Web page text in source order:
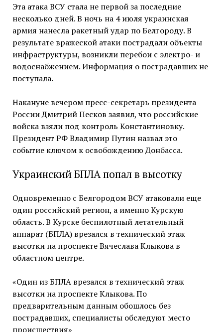
Эта атака ВСУ стала не первой за последние
несколько дней. В ночь на 4 июля украинская
армия нанесла ракетный удар по Белгороду. В
результате вражеской атаки пострадали объекты
инфраструктуры, возникли перебои с электро- и
водоснабжением. Информация о пострадавших не
поступала.
Накануне вечером пресс-секретарь президента
России Дмитрий Песков заявил, что российские
войска взяли под контроль Константиновку.
Президент РФ Владимир Путин назвал это
событие ключом к освобождению Донбасса.
Украинский БПЛА попал в высотку
Одновременно с Белгородом ВСУ атаковали еще
один российский регион, а именно Курскую
область. В Курске беспилотный летательный
аппарат (БПЛА) врезался в технический этаж
высотки на проспекте Вячеслава Клыкова в
областном центре.
«Один из БПЛА врезался в технический этаж
высотки на проспекте Клыкова. По
предварительным данным обошлось без
пострадавших, специалисты обследуют место
происшествия»